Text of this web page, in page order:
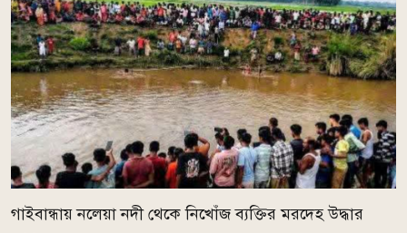
গাইবান্ধায় নলেয়া নদী থেকে নিখোঁজ ব্যক্তির মরদেহ উদ্ধার